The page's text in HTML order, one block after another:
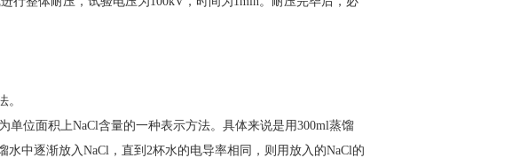
。
位面积上NaCl含量的一种表示方法。具体来说是用300ml蒸馏
中逐渐放入NaCl，直到2杯水的电导率相同，则用放入的NaCl的